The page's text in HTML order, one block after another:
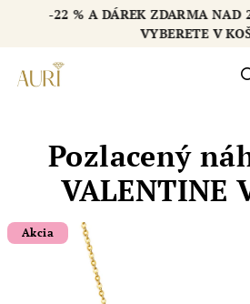
-22 % A DÁREK ZDARMA NAD
VYBERETE V
Pozlacený
VALENTINE
Akcia
Chatbot šperkovnice AURI